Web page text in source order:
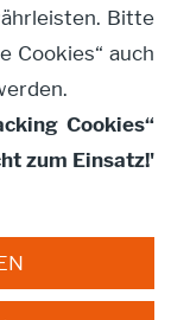
Bitte
Cookies“ auch
Cookies“
zum Einsatz!'